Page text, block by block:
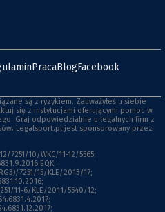
PracaBlogFacebook
są z ryzykiem. Zauważyłeś u siebie
się z instytucjami oferującymi pomoc w
Graj odpowiedzialnie u legalnych firm z
Legalsport.pl jest sponsorowany przez
7251/10/WKC/11-12/5565;
7251/15/KLE/2013/17;
11-6/KLE/2011/5540/12;